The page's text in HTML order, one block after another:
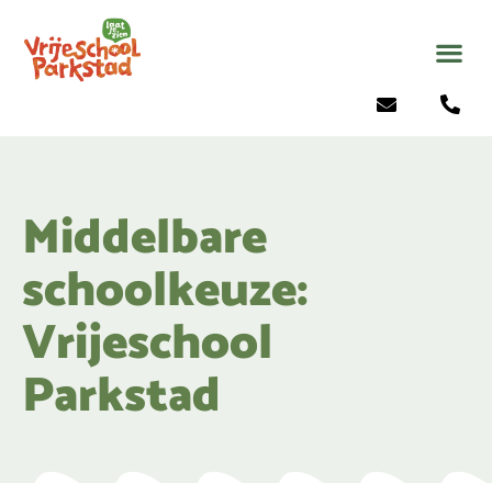
Middelbare
schoolkeuze:
Vrijeschool
Parkstad